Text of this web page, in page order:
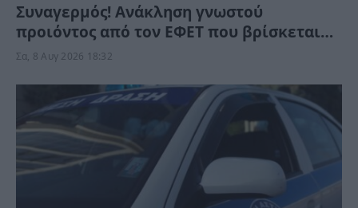
Συναγερμός! Ανάκληση γνωστού
προιόντος από τον ΕΦΕΤ που βρίσκεται
στα ράφια των σούπερ μάρκετ – Μην το
Σα, 8 Αυγ 2026 18:32